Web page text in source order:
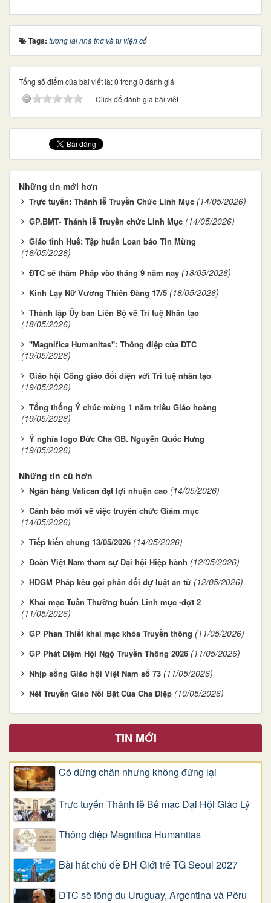
Tags: tương lai nhà thờ và tu viện cổ
Tổng số điểm của bài viết là: 0 trong 0 đánh giá
Click để đánh giá bài viết
Những tin mới hơn
Trực tuyến: Thánh lễ Truyền Chức Linh Mục (14/05/2026)
GP.BMT- Thánh lễ Truyền chức Linh Mục (14/05/2026)
Giáo tỉnh Huế: Tập huấn Loan báo Tin Mừng
(16/05/2026)
ĐTC sẽ thăm Pháp vào tháng 9 năm nay (18/05/2026)
Kinh Lạy Nữ Vương Thiên Đàng 17/5 (18/05/2026)
Thành lập Ủy ban Liên Bộ về Trí tuệ Nhân tạo
(18/05/2026)
"Magnifica Humanitas": Thông điệp của ĐTC
(19/05/2026)
Giáo hội Công giáo đối diện với Trí tuệ nhân tạo
(19/05/2026)
Tổng thống Ý chúc mừng 1 năm triều Giáo hoàng
(19/05/2026)
Ý nghĩa logo Đức Cha GB. Nguyễn Quốc Hưng
(19/05/2026)
Những tin cũ hơn
Ngân hàng Vatican đạt lợi nhuận cao (14/05/2026)
Cảnh báo mới về việc truyền chức Giám mục
(14/05/2026)
Tiếp kiến chung 13/05/2026 (14/05/2026)
Đoàn Việt Nam tham sự Đại hội Hiệp hành (12/05/2026)
HĐGM Pháp kêu gọi phản đối dự luật an tử (12/05/2026)
Khai mạc Tuần Thường huấn Linh mục -đợt 2
(11/05/2026)
GP Phan Thiết khai mạc khóa Truyền thông (11/05/2026)
GP Phát Diệm Hội Ngộ Truyền Thông 2026 (11/05/2026)
Nhịp sống Giáo hội Việt Nam số 73 (11/05/2026)
Nét Truyền Giáo Nổi Bật Của Cha Diệp (10/05/2026)
TIN MỚI
Có dừng chân nhưng không đứng lại
Trực tuyến Thánh lễ Bế mạc Đại Hội Giáo Lý
Thông điệp Magnifica Humanitas
Bài hát chủ đề ĐH Giới trẻ TG Seoul 2027
ĐTC sẽ tông du Uruguay, Argentina và Pêru